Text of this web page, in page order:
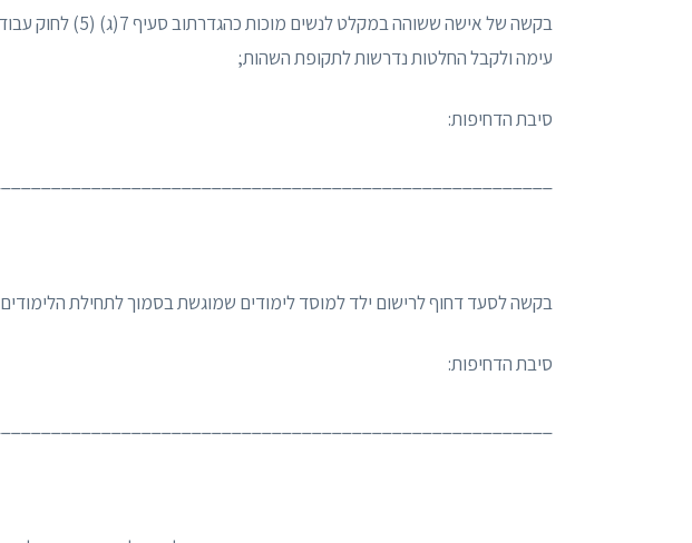
עימה ולקבל החלטות נדרשות לתקופת השהות;
סיבת הדחיפות:
בקשה לסעד דחוף לרישום ילד למוסד לימודים שמוגשת בסמוך לתחילת הלימודים
סיבת הדחיפות: